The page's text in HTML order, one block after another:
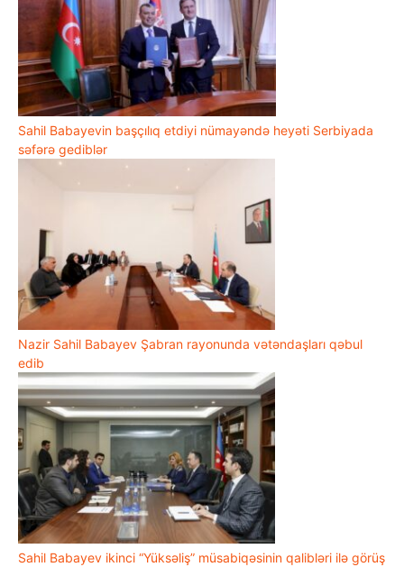
Sahil Babayevin başçılıq etdiyi nümayəndə heyəti Serbiyada
səfərə gediblər
Nazir Sahil Babayev Şabran rayonunda vətəndaşları qəbul
edib
Sahil Babayev ikinci “Yüksəliş” müsabiqəsinin qalibləri ilə görüş